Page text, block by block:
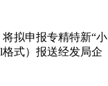
拟申报专精特新“小
格式）报送经发局企